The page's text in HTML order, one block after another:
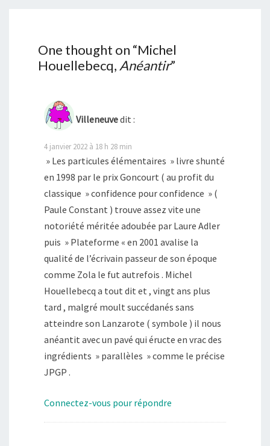
One thought on “Michel
Houellebecq, Anéantir”
Villeneuvedit :
4 janvier 2022 à 18 h 28 min
» Les particules élémentaires » livre shunté
en 1998 par le prix Goncourt ( au profit du
classique » confidence pour confidence » (
Paule Constant ) trouve assez vite une
notoriété méritée adoubée par Laure Adler
puis » Plateforme « en 2001 avalise la
qualité de l’écrivain passeur de son époque
comme Zola le fut autrefois . Michel
Houellebecq a tout dit et , vingt ans plus
tard , malgré moult succédanés sans
atteindre son Lanzarote ( symbole ) il nous
anéantit avec un pavé qui éructe en vrac des
ingrédients » parallèles » comme le précise
JPGP .
Connectez-vous pour répondre